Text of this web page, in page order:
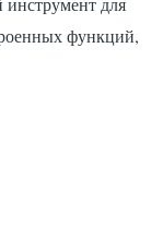
функций,